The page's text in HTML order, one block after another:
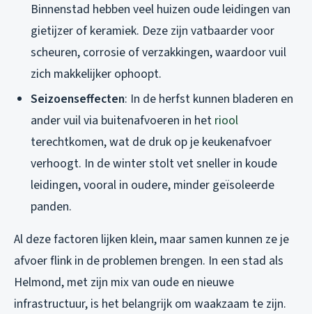
Binnenstad hebben veel huizen oude leidingen van
gietijzer of keramiek. Deze zijn vatbaarder voor
scheuren, corrosie of verzakkingen, waardoor vuil
zich makkelijker ophoopt.
Seizoenseffecten: In de herfst kunnen bladeren en
ander vuil via buitenafvoeren in het riool
terechtkomen, wat de druk op je keukenafvoer
verhoogt. In de winter stolt vet sneller in koude
leidingen, vooral in oudere, minder geïsoleerde
panden.
Al deze factoren lijken klein, maar samen kunnen ze je
afvoer flink in de problemen brengen. In een stad als
Helmond, met zijn mix van oude en nieuwe
infrastructuur, is het belangrijk om waakzaam te zijn.